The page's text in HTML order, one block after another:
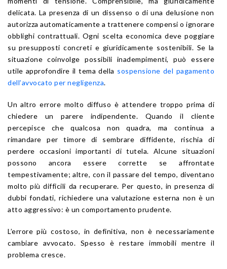
delicata. La presenza di un dissenso o di una delusione non
autorizza automaticamente a trattenere compensi o ignorare
obblighi contrattuali. Ogni scelta economica deve poggiare
su presupposti concreti e giuridicamente sostenibili. Se la
situazione coinvolge possibili inadempimenti, può essere
utile approfondire il tema della sospensione del pagamento
dell’avvocato per negligenza.
Un altro errore molto diffuso è attendere troppo prima di
chiedere un parere indipendente. Quando il cliente
percepisce che qualcosa non quadra, ma continua a
rimandare per timore di sembrare diffidente, rischia di
perdere occasioni importanti di tutela. Alcune situazioni
possono ancora essere corrette se affrontate
tempestivamente; altre, con il passare del tempo, diventano
molto più difficili da recuperare. Per questo, in presenza di
dubbi fondati, richiedere una valutazione esterna non è un
atto aggressivo: è un comportamento prudente.
L’errore più costoso, in definitiva, non è necessariamente
cambiare avvocato. Spesso è restare immobili mentre il
problema cresce.